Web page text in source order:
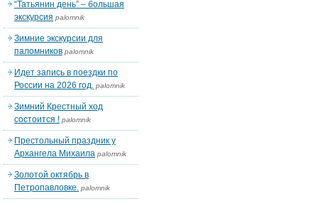
“Татьянин день” – большая
экскурсия palomnik
Зимние экскурсии для
паломников palomnik
Идет запись в поездки по
России на 2026 год. palomnik
Зимний Крестный ход
состоится ! palomnik
Престольный праздник у
Архангела Михаила palomnik
Золотой октябрь в
Петропавловке. palomnik